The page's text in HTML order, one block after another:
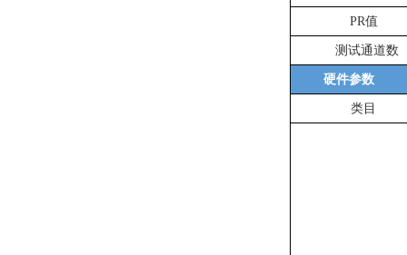
PR值
测试通道数
硬件参数
类⽬